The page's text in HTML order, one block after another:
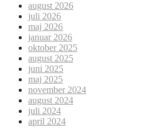
august 2026
juli 2026
maj 2026
januar 2026
oktober 2025
august 2025
juni 2025
maj 2025
november 2024
august 2024
juli 2024
april 2024